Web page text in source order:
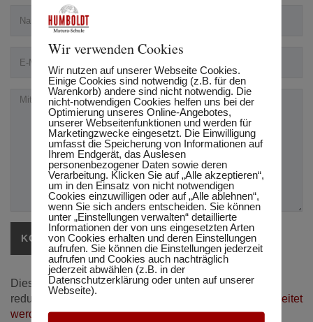
Diese Website verwendet Akismet, um Spam zu
reduzieren.
Erfahre, wie deine Kommentardaten verarbeitet
werden.
Wir verwenden Cookies
Wir nutzen auf unserer Webseite Cookies.
Einige Cookies sind notwendig (z.B. für den
Warenkorb) andere sind nicht notwendig. Die
nicht-notwendigen Cookies helfen uns bei der
Optimierung unseres Online-Angebotes,
unserer Webseitenfunktionen und werden für
Marketingzwecke eingesetzt. Die Einwilligung
umfasst die Speicherung von Informationen auf
Ihrem Endgerät, das Auslesen
personenbezogener Daten sowie deren
Verarbeitung. Klicken Sie auf „Alle akzeptieren“,
um in den Einsatz von nicht notwendigen
Cookies einzuwilligen oder auf „Alle ablehnen“,
wenn Sie sich anders entscheiden. Sie können
unter „Einstellungen verwalten“ detaillierte
Informationen der von uns eingesetzten Arten
von Cookies erhalten und deren Einstellungen
aufrufen. Sie können die Einstellungen jederzeit
aufrufen und Cookies auch nachträglich
jederzeit abwählen (z.B. in der
Datenschutzerklärung oder unten auf unserer
Webseite).